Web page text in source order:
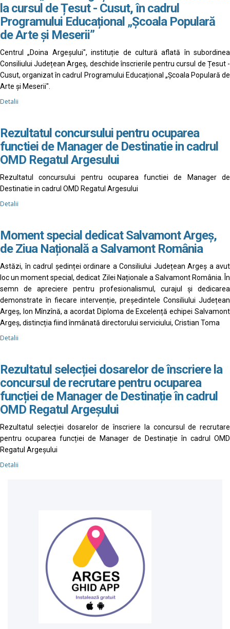
la cursul de Țesut - Cusut, în cadrul
Programului Educațional „Școala Populară
de Arte și Meserii”
Centrul „Doina Argeșului", instituție de cultură aflată în subordinea
Consiliului Județean Argeș, deschide înscrierile pentru cursul de Țesut -
Cusut, organizat în cadrul Programului Educațional „Școala Populară de
Arte și Meserii".
Detalii
Rezultatul concursului pentru ocuparea
functiei de Manager de Destinatie in cadrul
OMD Regatul Argesului
Rezultatul concursului pentru ocuparea functiei de Manager de
Destinatie in cadrul OMD Regatul Argesului
Detalii
Moment special dedicat Salvamont Argeș,
de Ziua Națională a Salvamont România
Astăzi, în cadrul ședinței ordinare a Consiliului Județean Argeș a avut
loc un moment special, dedicat Zilei Naționale a Salvamont România. În
semn de apreciere pentru profesionalismul, curajul și dedicarea
demonstrate în fiecare intervenție, președintele Consiliului Județean
Argeș, Ion Mînzînă, a acordat Diploma de Excelență echipei Salvamont
Argeș, distincția fiind înmânată directorului serviciului, Cristian Toma
Detalii
Rezultatul selecției dosarelor de înscriere la
concursul de recrutare pentru ocuparea
funcției de Manager de Destinație în cadrul
OMD Regatul Argeșului
Rezultatul selecției dosarelor de înscriere la concursul de recrutare
pentru ocuparea funcției de Manager de Destinație în cadrul OMD
Regatul Argeșului
Detalii